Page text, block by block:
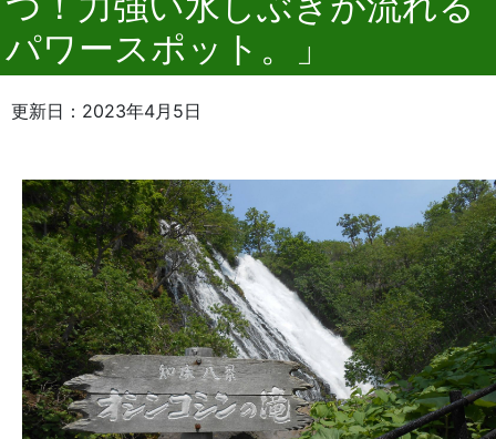
パワースポット。」
更新日：2023年4月5日